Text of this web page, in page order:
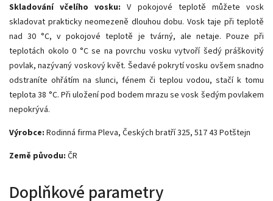
Skladování včelího vosku: V pokojové teplotě můžete vosk
skladovat prakticky neomezeně dlouhou dobu. Vosk taje při teplotě
nad 30 °C, v pokojové teplotě je tvárný, ale netaje. Pouze při
teplotách okolo 0 °C se na povrchu vosku vytvoří šedý práškovitý
povlak, nazývaný voskový květ. Šedavé pokrytí vosku ovšem snadno
odstraníte ohřátím na slunci, fénem či teplou vodou, stačí k tomu
teplota 38 °C. Při uložení pod bodem mrazu se vosk šedým povlakem
nepokrývá.
Výrobce: Rodinná firma Pleva, Českých bratří 325, 517 43 Potštejn
Země původu: ČR
Doplňkové parametry